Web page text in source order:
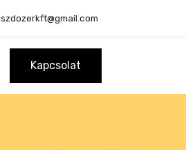
szdozerkft@gmail.com
Kapcsolat